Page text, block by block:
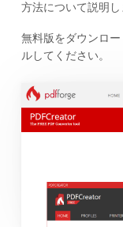
方法について説明し
無料版をダウンロ
ルしてください。